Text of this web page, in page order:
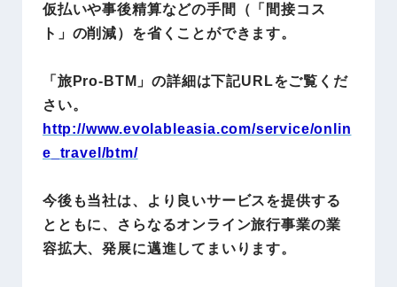
仮払いや事後精算などの手間（「間接コス
ト」の削減）を省くことができます。
「旅Pro-BTM」の詳細は下記URLをご覧くだ
さい。
http://www.evolableasia.com/service/onlin
e_travel/btm/
今後も当社は、より良いサービスを提供する
とともに、さらなるオンライン旅行事業の業
容拡大、発展に邁進してまいります。